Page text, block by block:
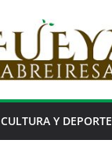
CULTURA Y DEPORTE